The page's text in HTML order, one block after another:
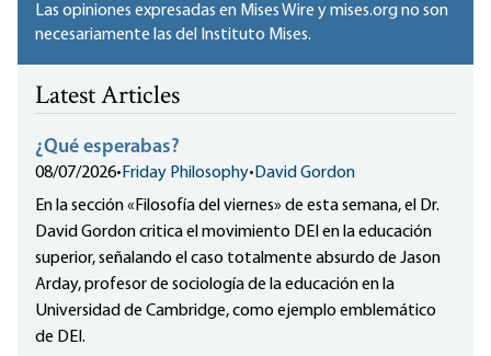
Las opiniones expresadas en Mises Wire y mises.org no son
necesariamente las del Instituto Mises.
Latest Articles
¿Qué esperabas?
08/07/2026• Friday Philosophy•David Gordon
En la sección «Filosofía del viernes» de esta semana, el Dr.
David Gordon critica el movimiento DEI en la educación
superior, señalando el caso totalmente absurdo de Jason
Arday, profesor de sociología de la educación en la
Universidad de Cambridge, como ejemplo emblemático
de DEI.